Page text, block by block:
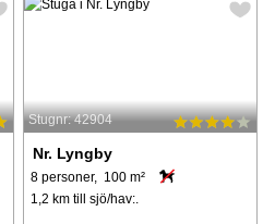
Stugnr: 42904
Nr. Lyngby
8 personer, 100 m²
1,2 km till sjö/hav:.